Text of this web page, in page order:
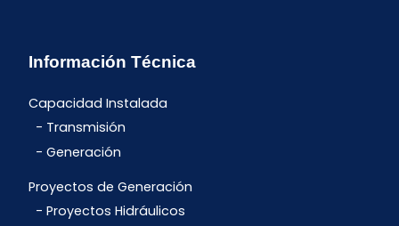
Información Técnica
Capacidad Instalada
Transmisión
Generación
Proyectos de Generación
Proyectos Hidráulicos